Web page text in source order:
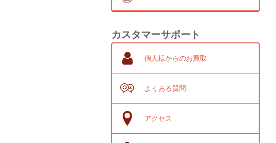
カスタマーサポート
個人様からのお買取
よくある質問
アクセス